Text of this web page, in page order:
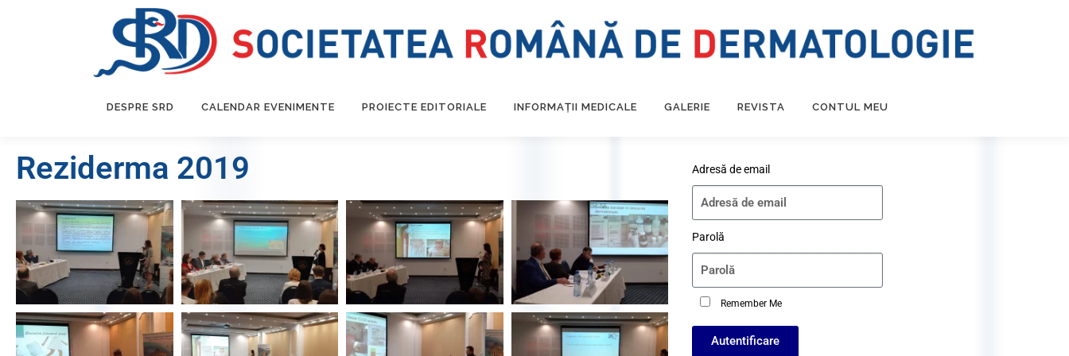
DESPRE SRD CALENDAR EVENIMENTE PROIECTE EDITORIALE INFORMAȚII MEDICALE GALERIE REVISTA CONTUL MEU
Reziderma 2019 Adresă de email
Parolă
Remember Me
Autentificare